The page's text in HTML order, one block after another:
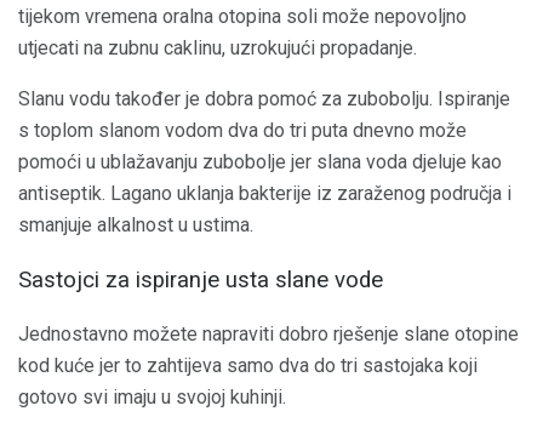
tijekom vremena oralna otopina soli može nepovoljno
utjecati na zubnu caklinu, uzrokujući propadanje.
Slanu vodu također je dobra pomoć za zubobolju. Ispiranje
s toplom slanom vodom dva do tri puta dnevno može
pomoći u ublažavanju zubobolje jer slana voda djeluje kao
antiseptik. Lagano uklanja bakterije iz zaraženog područja i
smanjuje alkalnost u ustima.
Sastojci za ispiranje usta slane vode
Jednostavno možete napraviti dobro rješenje slane otopine
kod kuće jer to zahtijeva samo dva do tri sastojaka koji
gotovo svi imaju u svojoj kuhinji.